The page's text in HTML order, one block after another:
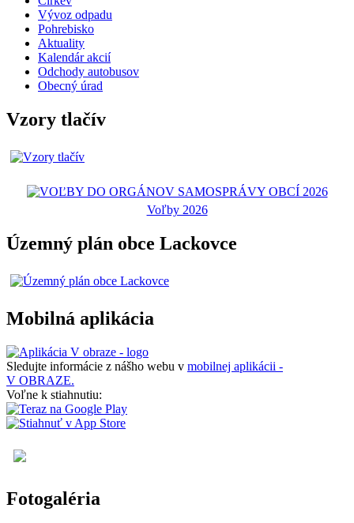
Vývoz odpadu
Pohrebisko
Aktuality
Kalendár akcií
Odchody autobusov
Obecný úrad
Vzory tlačív
Voľby 2026
Územný plán obce Lackovce
Mobilná aplikácia
Sledujte informácie z nášho webu v mobilnej aplikácii -
V OBRAZE.
Voľne k stiahnutiu:
Fotogaléria